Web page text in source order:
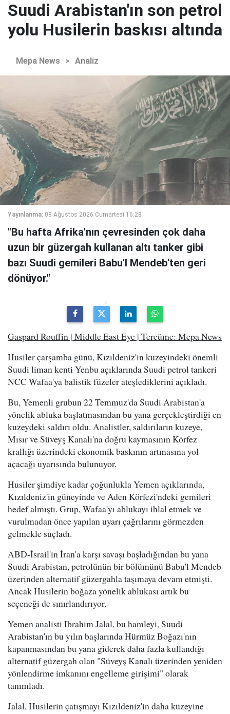
Suudi Arabistan'ın son petrol
yolu Husilerin baskısı altında
Mepa News > Analiz
Yayınlanma: 08 Ağustos 2026 Cumartesi 16:28
"Bu hafta Afrika'nın çevresinden çok daha
uzun bir güzergah kullanan altı tanker gibi
bazı Suudi gemileri Babu'l Mendeb'ten geri
dönüyor."
Gaspard Rouffin | Middle East Eye | Tercüme: Mepa News
Husiler çarşamba günü, Kızıldeniz'in kuzeyindeki önemli
Suudi liman kenti Yenbu açıklarında Suudi petrol tankeri
NCC Wafaa'ya balistik füzeler ateşlediklerini açıkladı.
Bu, Yemenli grubun 22 Temmuz'da Suudi Arabistan'a
yönelik abluka başlatmasından bu yana gerçekleştirdiği en
kuzeydeki saldırı oldu. Analistler, saldırıların kuzeye,
Mısır ve Süveyş Kanalı'na doğru kaymasının Körfez
krallığı üzerindeki ekonomik baskının artmasına yol
açacağı uyarısında bulunuyor.
Husiler şimdiye kadar çoğunlukla Yemen açıklarında,
Kızıldeniz'in güneyinde ve Aden Körfezi'ndeki gemileri
hedef almıştı. Grup, Wafaa'yı ablukayı ihlal etmek ve
vurulmadan önce yapılan uyarı çağrılarını görmezden
gelmekle suçladı.
ABD-İsrail'in İran'a karşı savaşı başladığından bu yana
Suudi Arabistan, petrolünün bir bölümünü Babu'l Mendeb
üzerinden alternatif güzergahla taşımaya devam etmişti.
Ancak Husilerin boğaza yönelik ablukası artık bu
seçeneği de sınırlandırıyor.
Yemen analisti Ibrahim Jalal, bu hamleyi, Suudi
Arabistan'ın bu yılın başlarında Hürmüz Boğazı'nın
kapanmasından bu yana giderek daha fazla kullandığı
alternatif güzergah olan "Süveyş Kanalı üzerinden yeniden
yönlendirme imkanını engelleme girişimi" olarak
tanımladı.
Jalal, Husilerin çatışmayı Kızıldeniz'in daha kuzeyine